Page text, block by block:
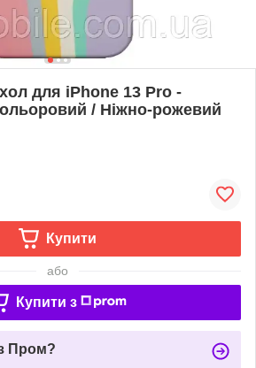
для iPhone 13 Pro -
/ Ніжно-рожевий
Купити
або
Купити з
Пром?